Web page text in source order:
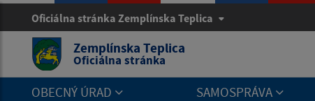
Oficiálna stránka Zemplínska Teplica
Zemplínska Teplica
Oficiálna stránka
OBECNÝ ÚRAD SAMOSPRÁVA